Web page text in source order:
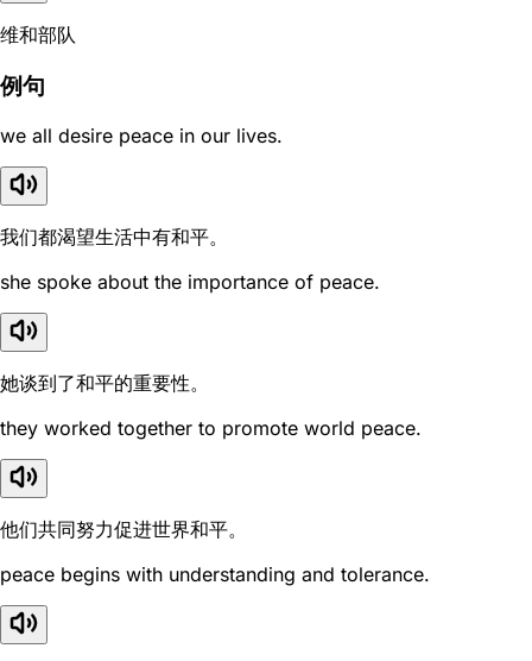
维和部队
例句
we all desire peace in our lives.
我们都渴望生活中有和平。
she spoke about the importance of peace.
她谈到了和平的重要性。
they worked together to promote world peace.
他们共同努力促进世界和平。
peace begins with understanding and tolerance.